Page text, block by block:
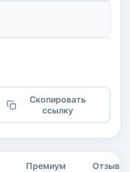
Скопировать
ссылку
Премиум Отзывы